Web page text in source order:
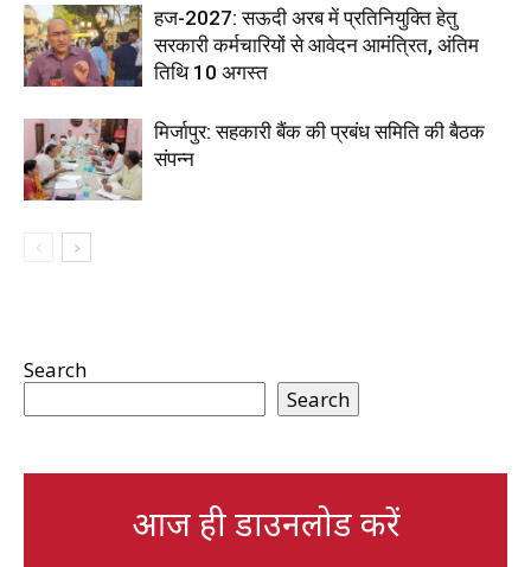
हज-2027: सऊदी अरब में प्रतिनियुक्ति हेतु
सरकारी कर्मचारियों से आवेदन आमंत्रित, अंतिम
तिथि 10 अगस्त
मिर्जापुर: सहकारी बैंक की प्रबंध समिति की बैठक
संपन्न
Search
Search
आज ही डाउनलोड करें